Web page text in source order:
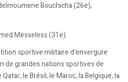
Bouchicha (26e),
Messeless (31e).
sportive militaire d'envergure
de grandes nations sportives de
le Brésil, le Maroc, la Belgique, la